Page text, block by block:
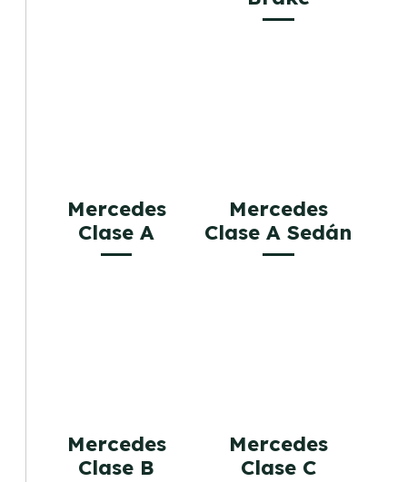
Mercedes
Clase A
Mercedes
Clase A Sedán
Mercedes
Clase B
Mercedes
Clase C